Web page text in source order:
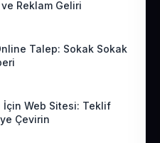
Reklam Geliri
Talep: Sokak Sokak
İçin Web Sitesi: Teklif
Çevirin